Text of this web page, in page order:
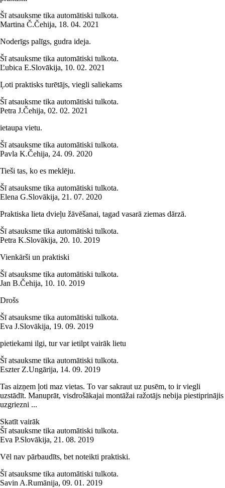
Šī atsauksme tika automātiski tulkota.
Martina Č.Čehija, 18. 04. 2021
Noderīgs palīgs, gudra ideja.
Šī atsauksme tika automātiski tulkota.
Ľubica E.Slovākija, 10. 02. 2021
Ļoti praktisks turētājs, viegli saliekams
Šī atsauksme tika automātiski tulkota.
Petra J.Čehija, 02. 02. 2021
ietaupa vietu.
Šī atsauksme tika automātiski tulkota.
Pavla K.Čehija, 24. 09. 2020
Tieši tas, ko es meklēju.
Šī atsauksme tika automātiski tulkota.
Elena G.Slovākija, 21. 07. 2020
Praktiska lieta dvieļu žāvēšanai, tagad vasarā ziemas dārzā.
Šī atsauksme tika automātiski tulkota.
Petra K.Slovākija, 20. 10. 2019
Vienkārši un praktiski
Šī atsauksme tika automātiski tulkota.
Jan B.Čehija, 10. 10. 2019
Drošs
Šī atsauksme tika automātiski tulkota.
Eva J.Slovākija, 19. 09. 2019
pietiekami ilgi, tur var ietilpt vairāk lietu
Šī atsauksme tika automātiski tulkota.
Eszter Z.Ungārija, 14. 09. 2019
Tas aizņem ļoti maz vietas. To var sakraut uz pusēm, to ir viegli
uzstādīt. Manuprāt, visdrošākajai montāžai ražotājs nebija piestiprinājis
uzgriezni ...
Skatīt vairāk
Šī atsauksme tika automātiski tulkota.
Eva P.Slovākija, 21. 08. 2019
Vēl nav pārbaudīts, bet noteikti praktiski.
Šī atsauksme tika automātiski tulkota.
Savin A.Rumānija, 09. 01. 2019